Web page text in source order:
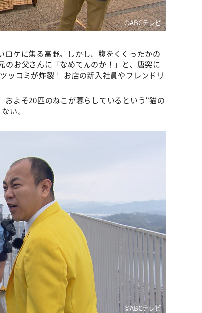
©ABCテレビ
ロケに焦る高野。しかし、腹をくくったかの
のお父さんに「なめてんのか！」と、唐突に
ッコミが炸裂！ お店の新入社員やフレンドリ
よそ20匹のねこが暮らしているという“猫の
い。
©ABCテレビ